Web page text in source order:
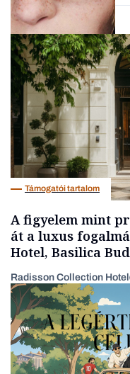
AI
Támogatói tartalom
A figyelem mint
át a luxus
Hotel, Basilica
Radisson Collection Hotel